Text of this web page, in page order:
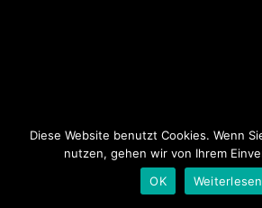
Diese Website benutzt Cookies. Wenn
nutzen, gehen wir von Ihrem
OK
Weiterlesen